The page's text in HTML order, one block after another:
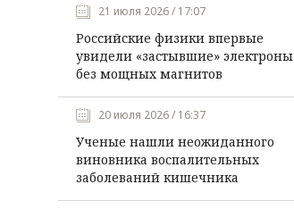
21 июля 2026 / 17:07
Российские физики впервые
увидели «застывшие» электроны
без мощных магнитов
20 июля 2026 / 16:37
Ученые нашли неожиданного
виновника воспалительных
заболеваний кишечника